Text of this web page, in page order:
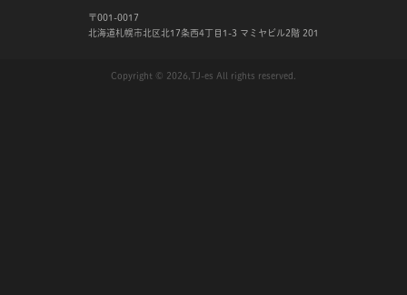
〒001-0017
北海道札幌市北区北17条西4丁目1-3 マミヤビル2階 201
Copyright © 2026,TJ-es All rights reserved.